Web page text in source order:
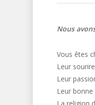
Nous
Vous êtes
Leur
Leur
Leur
La religion